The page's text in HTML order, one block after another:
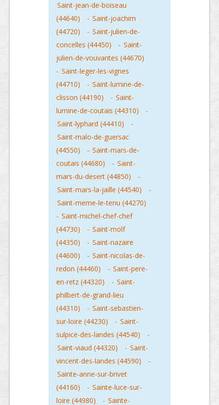
Saint-jean-de-boiseau
(44640)
- Saint-joachim
(44720)
- Saint-julien-de-
concelles (44450)
- Saint-
julien-de-vouvantes (44670)
- Saint-leger-les-vignes
(44710)
- Saint-lumine-de-
clisson (44190)
- Saint-
lumine-de-coutais (44310)
-
Saint-lyphard (44410)
-
Saint-malo-de-guersac
(44550)
- Saint-mars-de-
coutais (44680)
- Saint-
mars-du-desert (44850)
-
Saint-mars-la-jaille (44540)
-
Saint-meme-le-tenu (44270)
- Saint-michel-chef-chef
(44730)
- Saint-molf
(44350)
- Saint-nazaire
(44600)
- Saint-nicolas-de-
redon (44460)
- Saint-pere-
en-retz (44320)
- Saint-
philbert-de-grand-lieu
(44310)
- Saint-sebastien-
sur-loire (44230)
- Saint-
sulpice-des-landes (44540)
-
Saint-viaud (44320)
- Saint-
vincent-des-landes (44590)
-
Sainte-anne-sur-brivet
(44160)
- Sainte-luce-sur-
loire (44980)
- Sainte-